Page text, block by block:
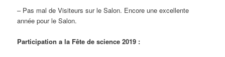
– Pas mal de Visiteurs sur le Salon. Encore une excellente
année pour le Salon.
Participation a la Fête de science 2019 :